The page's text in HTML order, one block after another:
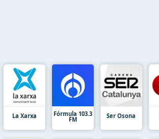
La Xarxa Fórmula 103.3
FM Ser Osona